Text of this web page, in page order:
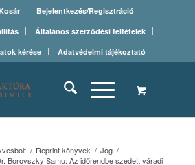
Bejelentkezés/Regisztráció
Általános szerződési feltételek
kérése
Adatvédelmi tájékoztató
/ Reprint könyvek / Jog /
Borovszky Samu: Az időrendbe szedett váradi